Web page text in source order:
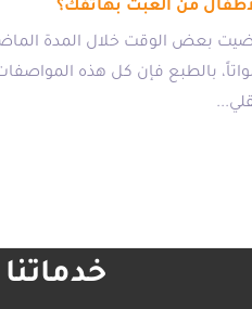
من العبث بهاتفك؟
بعض الوقت خلال المدة
بالطبع فإن كل هذه
خدماتنا